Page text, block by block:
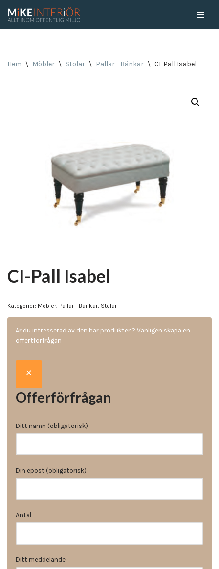
Hem \ Möbler \ Stolar \ Pallar - Bänkar \ CI-Pall Isabel
CI-Pall Isabel
Kategorier: Möbler, Pallar - Bänkar, Stolar
Är du intresserad av den här produkten? Vänligen skapa en
offertförfrågan
Offerförfrågan
Ditt namn (obligatorisk)
Din epost (obligatorisk)
Antal
Ditt meddelande